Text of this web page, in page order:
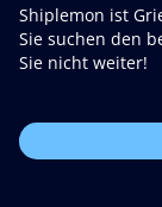
Shiplemon ist
Sie suchen den
Sie nicht weiter!